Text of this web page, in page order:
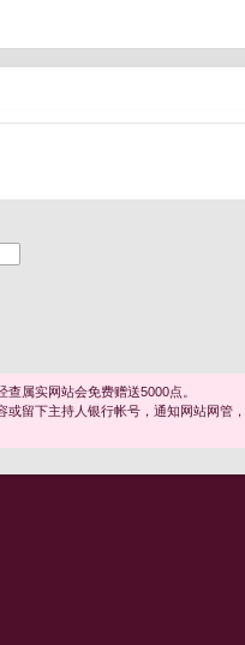
属实网站会免费赠送5000点。
留下主持人银行帐号，通知网站网管